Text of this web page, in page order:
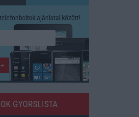
ajánlatai között!
GYORSLISTA